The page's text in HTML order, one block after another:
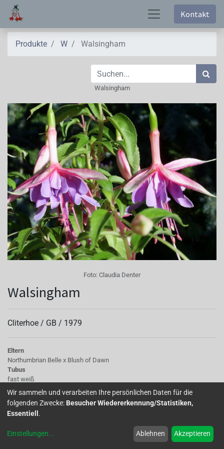
Kontakt
Produkte W Walsingham
Walsingham
Foto: Claudia Denter
Walsingham
Cliterhoe / GB / 1979
Eltern
Northumbrian Belle x Blush of Dawn
Tubus
fast weiß
Sepalen
fast weiß, grüne Spitzen, unterseits rosa überhaucht
Korolle/Petalen
gefüllt, hell, lilarosa
hellrot
Wir sammeln und verarbeiten Ihre persönlichen Daten für die
folgenden Zwecke: Besucher Wiedererkennung/Statistiken,
Essentiell .
Einstellungen... Ablehnen Akzeptieren